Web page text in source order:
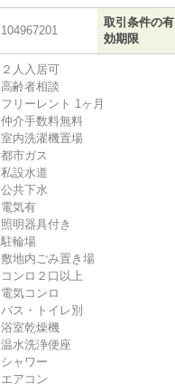
104967201
取引条件の有
効期限
２人入居可
高齢者相談
フリーレント 1ヶ月
仲介手数料無料
室内洗濯機置場
都市ガス
私設水道
公共下水
電気有
照明器具付き
駐輪場
敷地内ごみ置き場
コンロ２口以上
電気コンロ
バス・トイレ別
浴室乾燥機
温水洗浄便座
シャワー
エアコン